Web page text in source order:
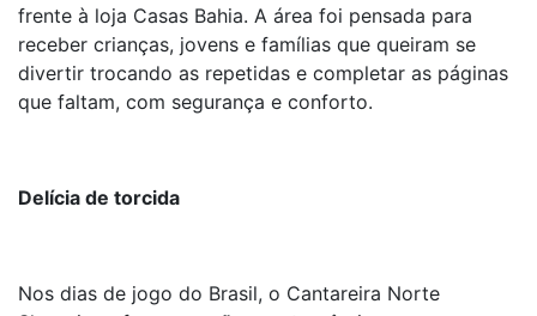
frente à loja Casas Bahia. A área foi pensada para
receber crianças, jovens e famílias que queiram se
divertir trocando as repetidas e completar as páginas
que faltam, com segurança e conforto.
Delícia de torcida
Nos dias de jogo do Brasil, o Cantareira Norte